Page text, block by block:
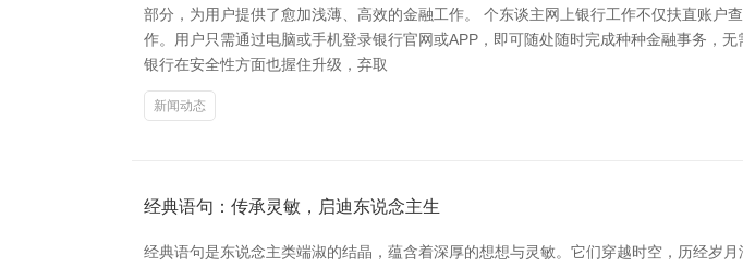
部分，为用户提供了愈加浅薄、高效的金融工作。 个东谈主网上银行工作不仅扶直账
作。用户只需通过电脑或手机登录银行官网或APP，即可随处随时完成种种金融事务，
银行在安全性方面也握住升级，弃取
新闻动态
经典语句：传承灵敏，启迪东说念主生
经典语句是东说念主类端淑的结晶，蕴含着深厚的想想与灵敏。它们穿越时空，历经岁